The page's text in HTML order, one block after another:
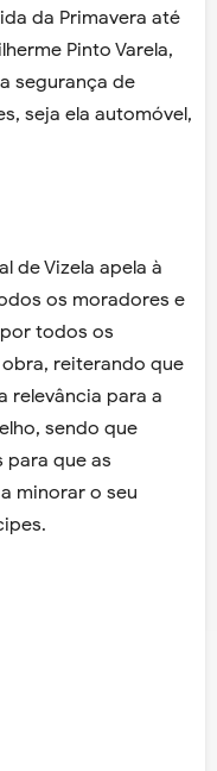
da Primavera até
Pinto Varela,
segurança de
seja ela automóvel,
de Vizela apela à
os moradores e
todos os
reiterando que
relevância para a
sendo que
que as
minorar o seu